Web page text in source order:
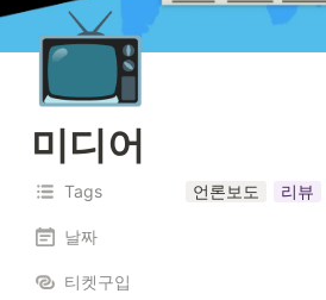
📺
미디어
Tags 언론보도 리뷰
날짜
티켓구입